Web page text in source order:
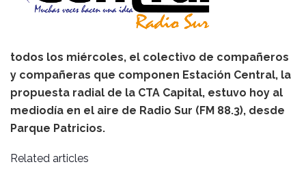
todos los miércoles, el colectivo de compañeros
y compañeras que componen Estación Central, la
propuesta radial de la CTA Capital, estuvo hoy al
mediodía en el aire de Radio Sur (FM 88.3), desde
Parque Patricios.
Related articles